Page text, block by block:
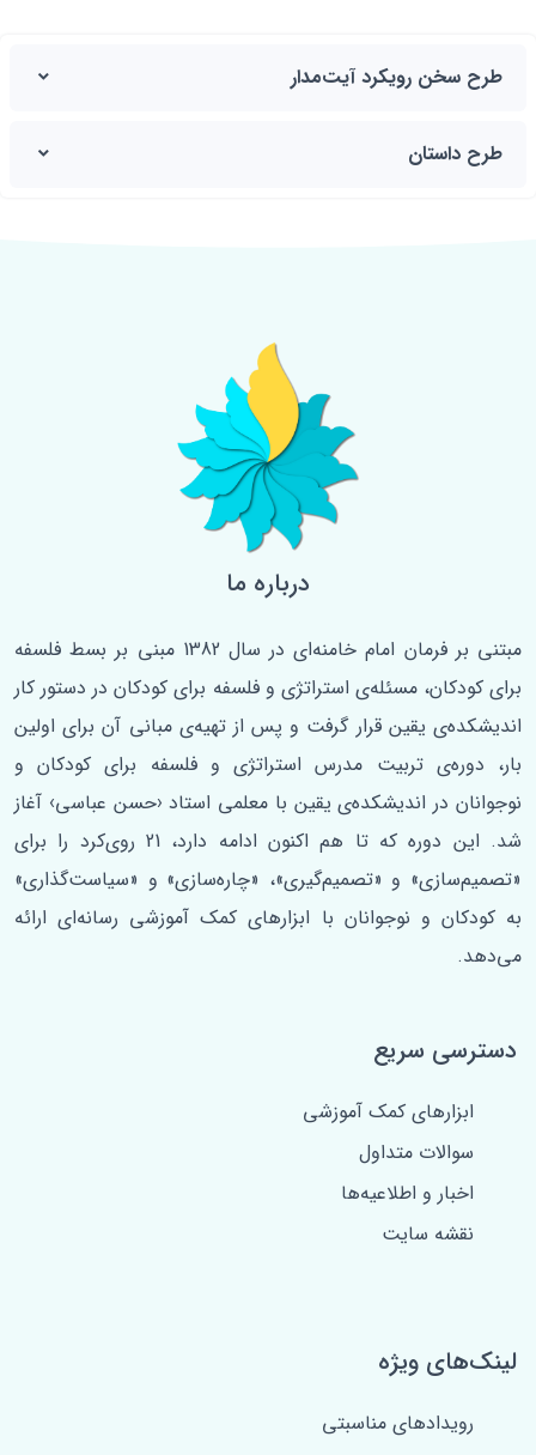
طرح سخن رویکرد آیت‌مدار
طرح داستان
درباره ما
مبتنی بر فرمان امام خامنه‌ای در سال 1382 مبنی بر بسط فلسفه‌
برای کودکان، مسئله‌ی استراتژی و فلسفه برای کودکان در دستور کار
اندیشکده‌ی یقین قرار گرفت و پس از تهیه‌ی مبانی آن برای اولین
‌بار، دوره‌ی تربیت مدرس استراتژی و فلسفه برای کودکان و
نوجوانان در اندیشکده‌ی یقین با معلمی استاد ‹حسن عباسی› آغاز
شد. این دوره که تا هم اکنون ادامه دارد، 21 روی‌کرد را برای
«تصمیم‌سازی» و «تصمیم‌گیری»، «چاره‌سازی» و «سیاست‌گذاری»
به کودکان و نوجوانان با ابزارهای کمک آموزشی رسانه‌ای ارائه
می‌دهد.
دسترسی سریع
ابزارهای کمک آموزشی
سوالات متداول
اخبار و اطلاعیه‌ها
نقشه سایت
لینک‌های ویژه
رویدادهای مناسبتی